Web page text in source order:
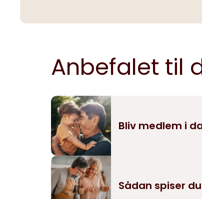
Anbefalet til
Bliv medlem i
Sådan spiser